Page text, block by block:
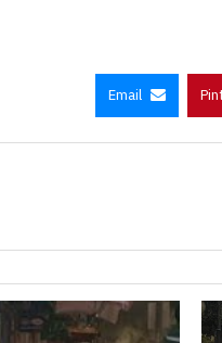
Email